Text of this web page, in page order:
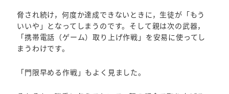
脅され続け，何度か達成できないときに，生徒が「もう
いいや」となってしまうのです。そして親は次の武器，
「携帯電話（ゲーム）取り上げ作戦」を安易に使ってし
まうわけです。
「門限早める作戦」もよく見ました。